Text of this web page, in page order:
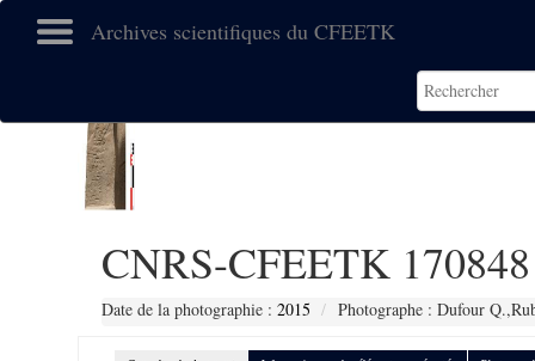
Archives scientifiques du CFEETK
CNRS-CFEETK 170848
Date de la photographie : 2015 Photographe : Dufour